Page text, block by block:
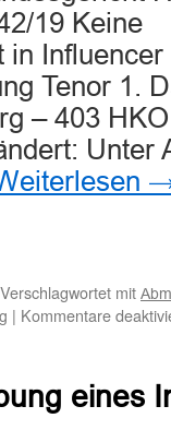
19 Keine
in
Tenor 1.
– 403
Unter
Verschlagwortet mit
| Kommentare
eines